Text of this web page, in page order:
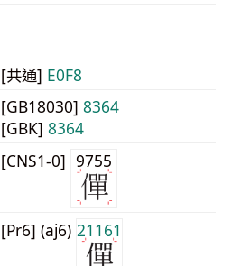
[共通] E0F8
[GB18030] 8364
[GBK] 8364
[CNS1-0] 9755
[Pr6] (aj6) 21161